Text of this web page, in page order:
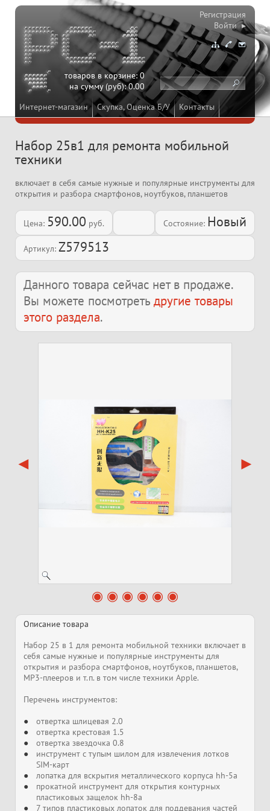
Интернет-магазин Скупка, Оценка Б/У Контакты
товаров в корзине:0
на сумму (руб):0.00
Регистрация
Войти ▸
Набор 25в1 для ремонта мобильной
техники
включает в себя самые нужные и популярные инструменты для
открытия и разбора смартфонов, ноутбуков, планшетов
Цена: 590.00 руб. Состояние: Новый
Артикул: Z579513
Данного товара сейчас нет в продаже.
Вы можете посмотреть другие товары
этого раздела.
Описание товара
Набор 25 в 1 для ремонта мобильной техники включает в
себя самые нужные и популярные инструменты для
открытия и разбора смартфонов, ноутбуков, планшетов,
MP3-плееров и т.п. в том числе техники Apple.
Перечень инструментов:
отвертка шлицевая 2.0
отвертка крестовая 1.5
отвертка звездочка 0.8
инструмент с тупым шилом для извлечения лотков
SIM-карт
лопатка для вскрытия металлического корпуса hh-5a
прокатной инструмент для открытия контурных
пластиковых защелок hh-8a
7 типов пластиковых лопаток для поддевания частей